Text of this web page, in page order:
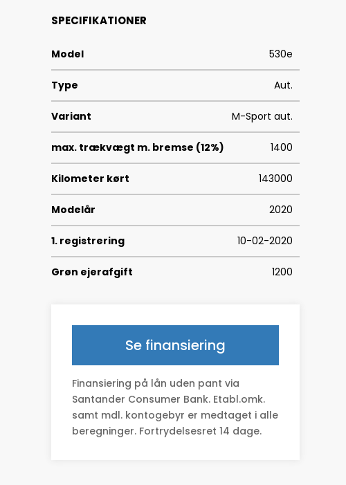
SPECIFIKATIONER
Model 530e
Type Aut.
Variant M-Sport aut.
max. trækvægt m. bremse (12%) 1400
Kilometer kørt 143000
Modelår 2020
1. registrering 10-02-2020
Grøn ejerafgift 1200
Type Sedan
0-100 km/t
Tophastighed
Se finansiering
Finansiering på lån uden pant via
Santander Consumer Bank. Etabl.omk.
samt mdl. kontogebyr er medtaget i alle
beregninger. Fortrydelsesret 14 dage.